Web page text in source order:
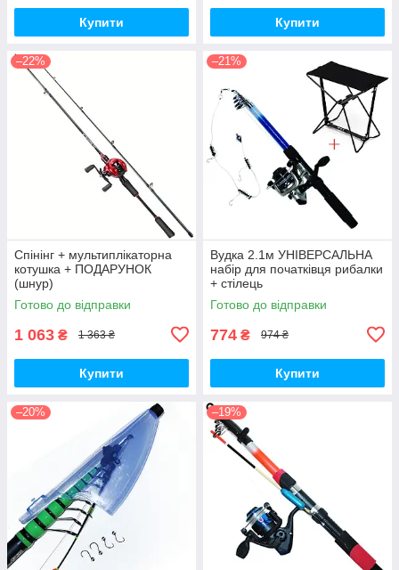
Купити Купити
–22%
Спінінг + мультиплікаторна
котушка + ПОДАРУНОК
(шнур)
Готово до відправки
1 063 ₴ 1 363 ₴
Купити
–21%
Вудка 2.1м УНІВЕРСАЛЬНА
набір для початківця рибалки
+ стілець
Готово до відправки
774 ₴ 974 ₴
Купити
–20% –19%